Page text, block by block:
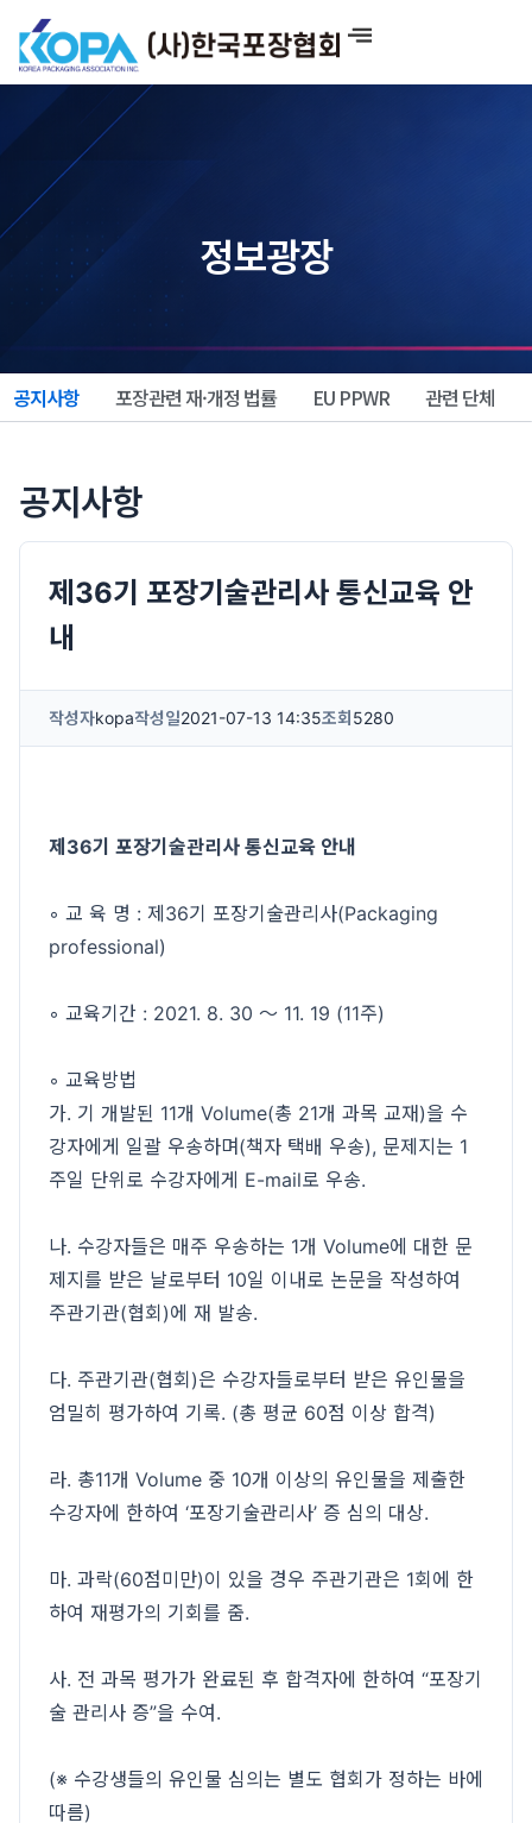
너
정보광장
공지사항 포장관련 재·개정 법률 EU PPWR 관련 단체
공지사항
제36기 포장기술관리사 통신교육 안
내
작성자kopa작성일2021-07-13 14:35조회 5280
제36기 포장기술관리사 통신교육 안내
◦ 교 육 명 : 제36기 포장기술관리사(Packaging
professional)
◦ 교육기간 : 2021. 8. 30 ～ 11. 19 (11주)
◦ 교육방법
가. 기 개발된 11개 Volume(총 21개 과목 교재)을 수
강자에게 일괄 우송하며(책자 택배 우송), 문제지는 1
주일 단위로 수강자에게 E-mail로 우송.
나. 수강자들은 매주 우송하는 1개 Volume에 대한 문
제지를 받은 날로부터 10일 이내로 논문을 작성하여
주관기관(협회)에 재 발송.
다. 주관기관(협회)은 수강자들로부터 받은 유인물을
엄밀히 평가하여 기록. (총 평균 60점 이상 합격)
라. 총11개 Volume 중 10개 이상의 유인물을 제출한
수강자에 한하여 ‘포장기술관리사’ 증 심의 대상.
마. 과락(60점미만)이 있을 경우 주관기관은 1회에 한
하여 재평가의 기회를 줌.
사. 전 과목 평가가 완료된 후 합격자에 한하여 “포장기
술 관리사 증”을 수여.
(※ 수강생들의 유인물 심의는 별도 협회가 정하는 바에
따름)